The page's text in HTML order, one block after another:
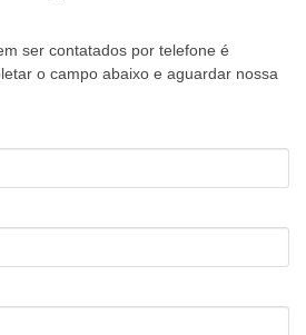
ser contatados por telefone é
o campo abaixo e aguardar nossa